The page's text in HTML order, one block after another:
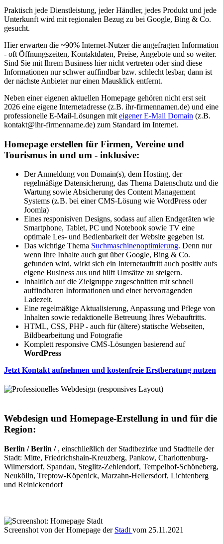
Praktisch jede Dienstleistung, jeder Händler, jedes Produkt und jede
Unterkunft wird mit regionalen Bezug zu bei Google, Bing & Co.
gesucht.
Hier erwarten die ~90% Internet-Nutzer die angefragten Information
- oft Öffnungszeiten, Kontaktdaten, Preise, Angebote und so weiter.
Sind Sie mit Ihrem Business hier nicht vertreten oder sind diese
Informationen nur schwer auffindbar bzw. schlecht lesbar, dann ist
der nächste Anbieter nur einen Mausklick entfernt.
Neben einer eigenen aktuellen Homepage gehören nicht erst seit
2026 eine eigene Internetadresse (z.B. ihr-firmennamen.de) und eine
professionelle E-Mail-Lösungen mit eigener E-Mail Domain (z.B.
kontakt@ihr-firmenname.de) zum Standard im Internet.
Homepage erstellen für Firmen, Vereine und
Tourismus in und um - inklusive:
Der Anmeldung von Domain(s), dem Hosting, der
regelmäßige Datensicherung, das Thema Datenschutz und die
Wartung sowie Absicherung des Content Management
Systems (z.B. bei einer CMS-Lösung wie WordPress oder
Joomla)
Eines responisiven Designs, sodass auf allen Endgeräten wie
Smartphone, Tablet, PC und Notebook sowie TV eine
optimale Les- und Bedienbarkeit der Website gegeben ist.
Das wichtige Thema Suchmaschinenoptimierung. Denn nur
wenn Ihre Inhalte auch gut über Google, Bing & Co.
gefunden wird, wirkt sich ein Internetauftritt auch positiv aufs
eigene Business aus und hilft Umsätze zu steigern.
Inhaltlich auf die Zielgruppe zugeschnitten mit schnell
auffindbaren Informationen und einer hervorragenden
Ladezeit.
Eine regelmäßige Aktualisierung, Anpassung und Pflege von
Inhalten sowie redaktionelle Betreuung Ihres Webauftritts.
HTML, CSS, PHP - auch für (ältere) statische Webseiten,
Bildbearbeitung und Fotografie
Komplett responsive CMS-Lösungen basierend auf
WordPress
Jetzt Kontakt aufnehmen und kostenfreie Erstberatung nutzen
Webdesign und Homepage-Erstellung in und für die
Region:
Berlin / Berlin / , einschließlich der Stadtbezirke und Stadtteile der
Stadt: Mitte, Friedrichshain-Kreuzberg, Pankow, Charlottenburg-
Wilmersdorf, Spandau, Steglitz-Zehlendorf, Tempelhof-Schöneberg,
Neukölln, Treptow-Köpenick, Marzahn-Hellersdorf, Lichtenberg
und Reinickendorf
Screenshot von der Homepage der Stadt vom 25.11.2021